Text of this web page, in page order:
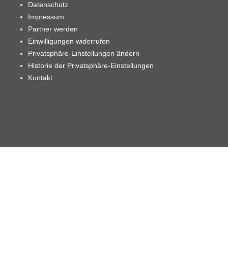
Datenschutz
Impressum
Partner werden
Einwilligungen widerrufen
Privatsphäre-Einstellungen ändern
Historie der Privatsphäre-Einstellungen
Kontakt